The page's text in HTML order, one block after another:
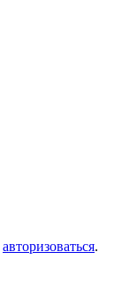
авторизоваться.